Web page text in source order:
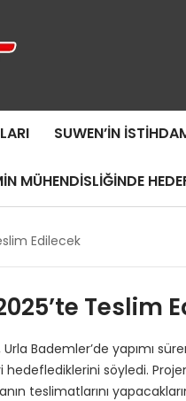
SUWEN’IN
MÜHENDISLIĞINDE
Edilecek
Teslim
Bademler’de yapımı
söyledi.
teslimatlarını